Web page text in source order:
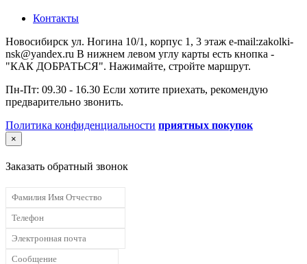
Контакты
Новосибирск ул. Ногина 10/1, корпус 1, 3 этаж e-mail:zakolki-
nsk@yandex.ru В нижнем левом углу карты есть кнопка -
"КАК ДОБРАТЬСЯ". Нажимайте, стройте маршрут.
Пн-Пт: 09.30 - 16.30 Если хотите приехать, рекомендую
предварительно звонить.
Политика конфиденциальности приятных покупок
×
Заказать обратный звонок